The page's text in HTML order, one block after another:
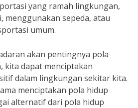
yang ramah lingkungan,
menggunakan sepeda, atau
umum.
akan pentingnya pola
kita dapat menciptakan
dalam lingkungan sekitar kita.
menciptakan pola hidup
alternatif dari pola hidup